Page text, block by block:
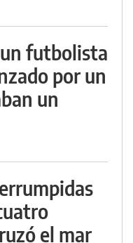
futbolista
por un
un
el mar